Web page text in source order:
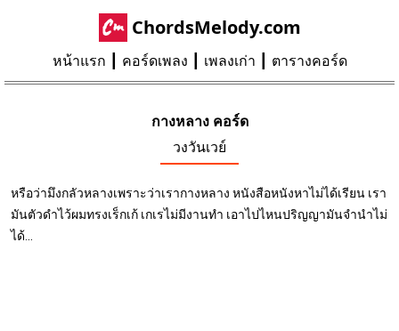
ChordsMelody.com
หน้าแรก คอร์ดเพลง เพลงเก่า ตารางคอร์ด
กางหลาง คอร์ด
วงวันเวย์
หรือว่ามึงกลัวหลางเพราะว่าเรากางหลาง หนังสือหนังหาไม่ได้เรียน เรา
มันตัวดำไว้ผมทรงเร็กเก้ เกเรไม่มีงานทำ เอาไปไหนปริญญามันจำนำไม่
ได้...